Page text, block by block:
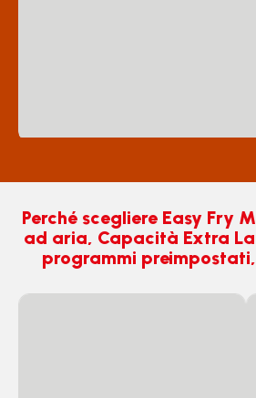
Perché scegliere Easy Fry
ad aria, Capacità Extra
programmi